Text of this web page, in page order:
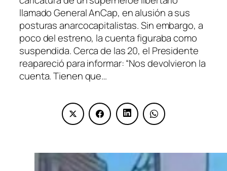
llamado General AnCap, en alusión a sus
posturas anarcocapitalistas. Sin embargo, a
poco del estreno, la cuenta figuraba como
suspendida. Cerca de las 20, el Presidente
reapareció para informar: “Nos devolvieron la
cuenta. Tienen que…